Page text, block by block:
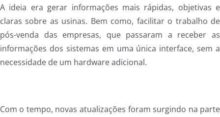
A ideia era gerar informações mais rápidas, objetivas e
claras sobre as usinas. Bem como, facilitar o trabalho de
pós-venda das empresas, que passaram a receber as
informações dos sistemas em uma única interface, sem a
necessidade de um hardware adicional.
Com o tempo, novas atualizações foram surgindo na parte